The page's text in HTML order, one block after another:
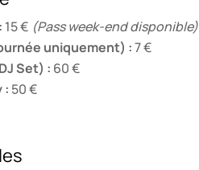
15 € (Pass week-end disponible)
uniquement) :7 €
Set) : 60 €
: 50 €